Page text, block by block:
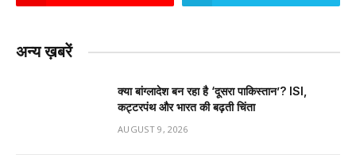
अन्य ख़बरें
क्या बांग्लादेश बन रहा है ‘दूसरा पाकिस्तान’? ISI,
कट्टरपंथ और भारत की बढ़ती चिंता
AUGUST 9, 2026